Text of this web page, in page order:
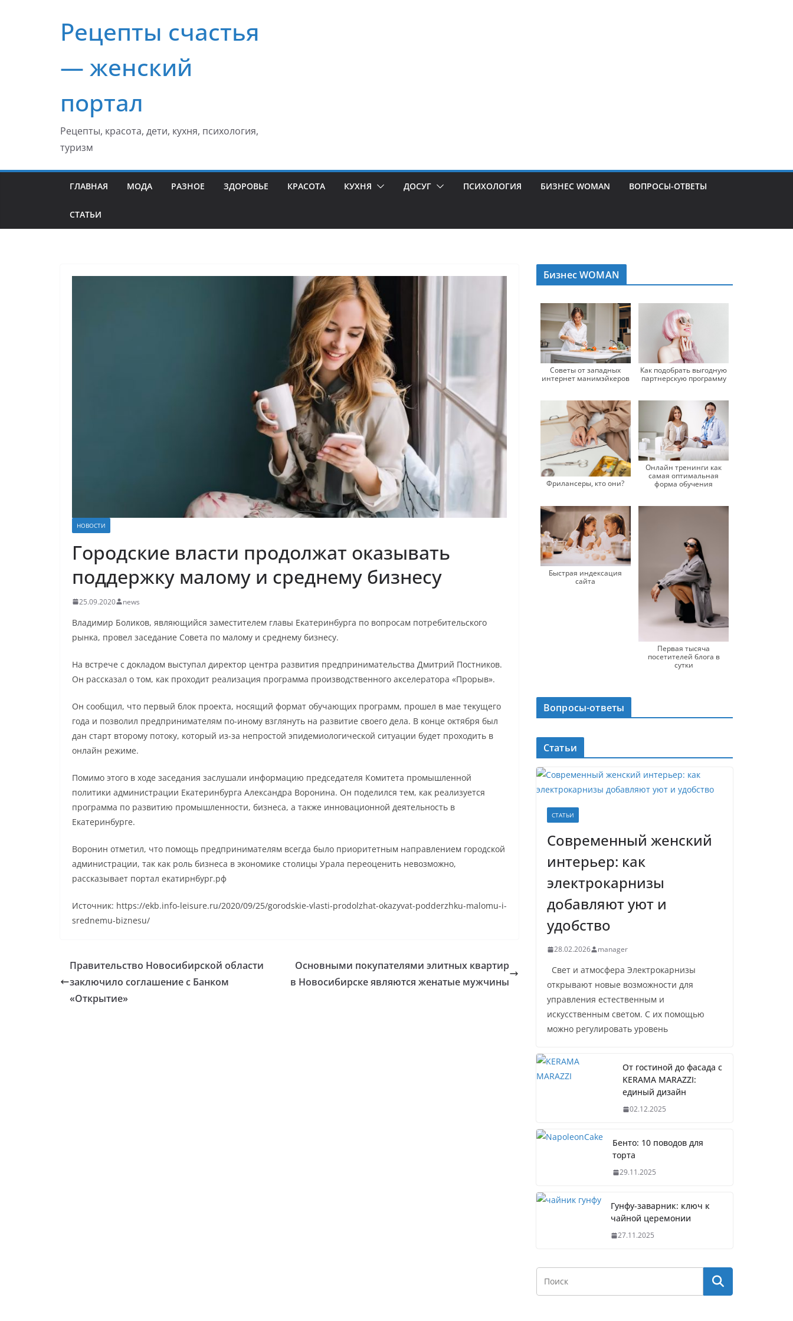
содержимомуРецепты счастья
— женский
портал
Рецепты, красота, дети, кухня, психология,
туризм
ГЛАВНАЯ МОДА РАЗНОЕ ЗДОРОВЬЕ КРАСОТА КУХНЯ ДОСУГ ПСИХОЛОГИЯ БИЗНЕС WOMAN ВОПРОСЫ-ОТВЕТЫ
СТАТЬИ
НОВОСТИ
Городские власти продолжат оказывать
поддержку малому и среднему бизнесу
25.09.2020 news
Владимир Боликов, являющийся заместителем главы Екатеринбурга по вопросам потребительского
рынка, провел заседание Совета по малому и среднему бизнесу.
На встрече с докладом выступал директор центра развития предпринимательства Дмитрий Постников.
Он рассказал о том, как проходит реализация программа производственного акселератора «Прорыв».
Он сообщил, что первый блок проекта, носящий формат обучающих программ, прошел в мае текущего
года и позволил предпринимателям по-иному взглянуть на развитие своего дела. В конце октября был
дан старт второму потоку, который из-за непростой эпидемиологической ситуации будет проходить в
онлайн режиме.
Помимо этого в ходе заседания заслушали информацию председателя Комитета промышленной
политики администрации Екатеринбурга Александра Воронина. Он поделился тем, как реализуется
программа по развитию промышленности, бизнеса, а также инновационной деятельность в
Екатеринбурге.
Воронин отметил, что помощь предпринимателям всегда было приоритетным направлением городской
администрации, так как роль бизнеса в экономике столицы Урала переоценить невозможно,
рассказывает портал екатирнбург.рф
Источник: https://ekb.info-leisure.ru/2020/09/25/gorodskie-vlasti-prodolzhat-okazyvat-podderzhku-malomu-i-
srednemu-biznesu/
Правительство Новосибирской области
заключило соглашение с Банком
«Открытие»
Основными покупателями элитных квартир
в Новосибирске являются женатые мужчины
Бизнес WOMAN
Советы от западных
интернет манимэйкеров
Как подобрать выгодную
партнерскую программу
Фрилансеры, кто они?
Онлайн тренинги как
самая оптимальная
форма обучения
Быстрая индексация
сайта
Первая тысяча
посетителей блога в
сутки
Вопросы-ответы
Статьи
СТАТЬИ
Современный женский
интерьер: как
электрокарнизы
добавляют уют и
удобство
28.02.2026 manager
Свет и атмосфера Электрокарнизы
открывают новые возможности для
управления естественным и
искусственным светом. С их помощью
можно регулировать уровень
От гостиной до фасада с
KERAMA MARAZZI:
единый дизайн
02.12.2025
Бенто: 10 поводов для
торта
29.11.2025
Гунфу-заварник: ключ к
чайной церемонии
27.11.2025